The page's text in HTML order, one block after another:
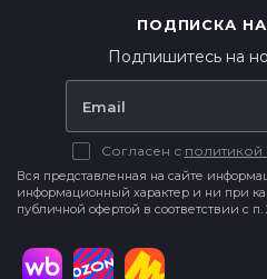
ПОДПИСКА
Подпишитесь на
Согласен с политикой
Вся представленная на сайте
информационный характер и ни при
публичной офертой в соответствии с п.